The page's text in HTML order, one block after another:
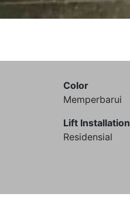
Color
Memperbarui
Lift Installation
Residensial